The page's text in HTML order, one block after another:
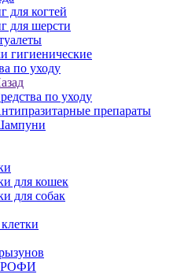
для когтей
для шерсти
гигиенические
по уходу
по уходу
препараты
для кошек
для собак